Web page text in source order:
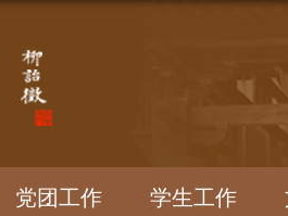
党团工作 学生工作